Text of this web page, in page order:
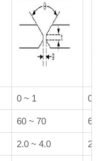
0 ~ 1 0
60 ~ 70 60
2.0 ~ 4.0